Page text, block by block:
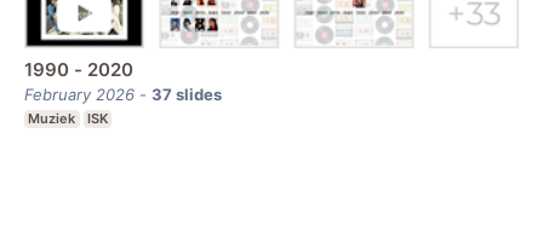
1990 - 2020
February 2026 - 37 slides
Muziek ISK